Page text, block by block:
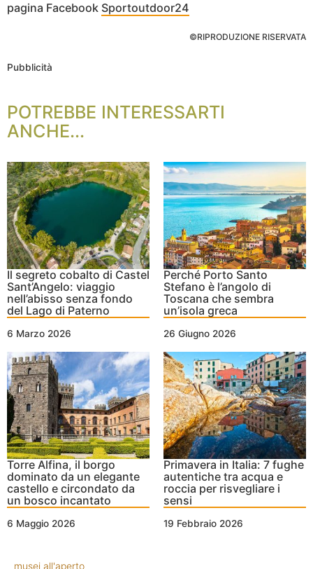
pagina Facebook Sportoutdoor24
©RIPRODUZIONE RISERVATA
Pubblicità
POTREBBE INTERESSARTI
ANCHE...
Il segreto cobalto di Castel
Sant’Angelo: viaggio
nell’abisso senza fondo
del Lago di Paterno
6 Marzo 2026
Perché Porto Santo
Stefano è l’angolo di
Toscana che sembra
un’isola greca
26 Giugno 2026
Torre Alfina, il borgo
dominato da un elegante
castello e circondato da
un bosco incantato
6 Maggio 2026
Primavera in Italia: 7 fughe
autentiche tra acqua e
roccia per risvegliare i
sensi
19 Febbraio 2026
musei all'aperto